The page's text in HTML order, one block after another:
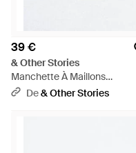
39 €
& Other Stories
Manchette À Maillons
Entrelacés - Métallisé
De& Other Stories